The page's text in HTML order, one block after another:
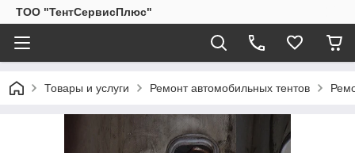
ТОО "ТентСервисПлюс"
Товары и услуги Ремонт автомобильных тентов